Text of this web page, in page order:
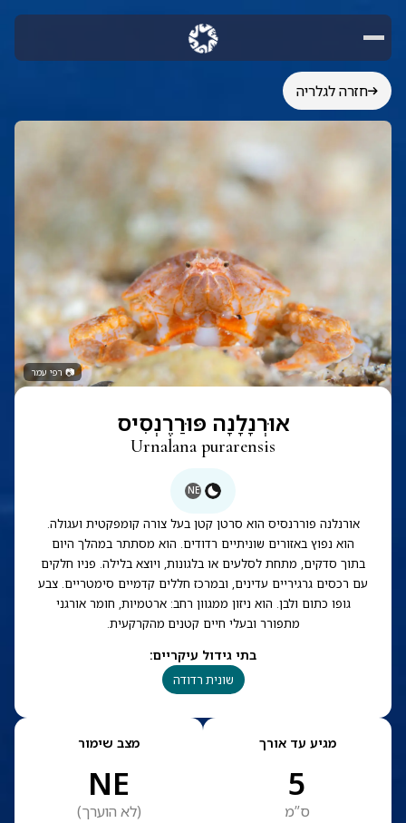
חזרה לגלריה
📷רפי עמר
אוּרְנָלָנָה פּוּרַרֶנְסִיס
Urnalana purarensis
NE
אורנלנה פוררנסיס הוא סרטן קטן בעל צורה קומפקטית ועגולה.
הוא נפוץ באזורים שוניתיים רדודים. הוא מסתתר במהלך היום
בתוך סדקים, מתחת לסלעים או בלגונות, ויוצא בלילה. פניו חלקים
עם רכסים גרגיריים עדינים, ובמרכז חללים קדמיים סימטריים. צבע
גופו כתום ולבן. הוא ניזון ממגוון רחב: ארטמיות, חומר אורגני
מתפורר ובעלי חיים קטנים מהקרקעית.
בתי גידול עיקריים:
שונית רדודה
מגיע עד אורך
5
ס”מ
מצב שימור
NE
(לא הוערך)